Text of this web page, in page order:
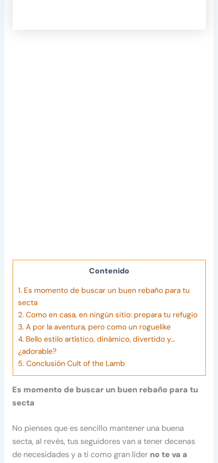
Contenido
1.Es momento de buscar un buen rebaño para tu
secta
2.Como en casa, en ningún sitio: prepara tu refugio
3.A por la aventura, pero como un roguelike
4.Bello estilo artístico, dinámico, divertido y…
¿adorable?
5.Conclusión Cult of the Lamb
Es momento de buscar un buen rebaño para tu
secta
No pienses que es sencillo mantener una buena
secta, al revés, tus seguidores van a tener decenas
de necesidades y a ti como gran líder no te va a